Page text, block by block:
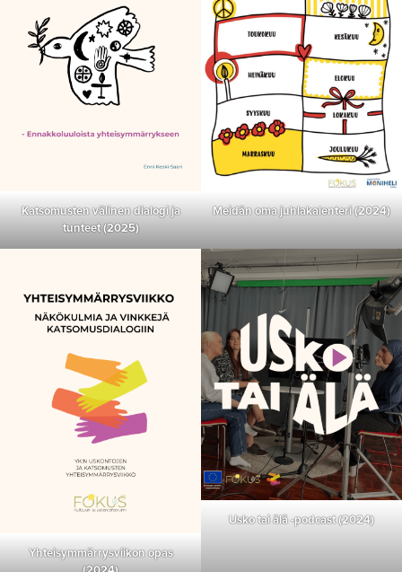
Katsomusten välinen dialogi ja
tunteet (2025)
Meidän oma juhlakalenteri (2024)
Yhteisymmärrysviikon opas
Usko tai älä -podcast (2024)